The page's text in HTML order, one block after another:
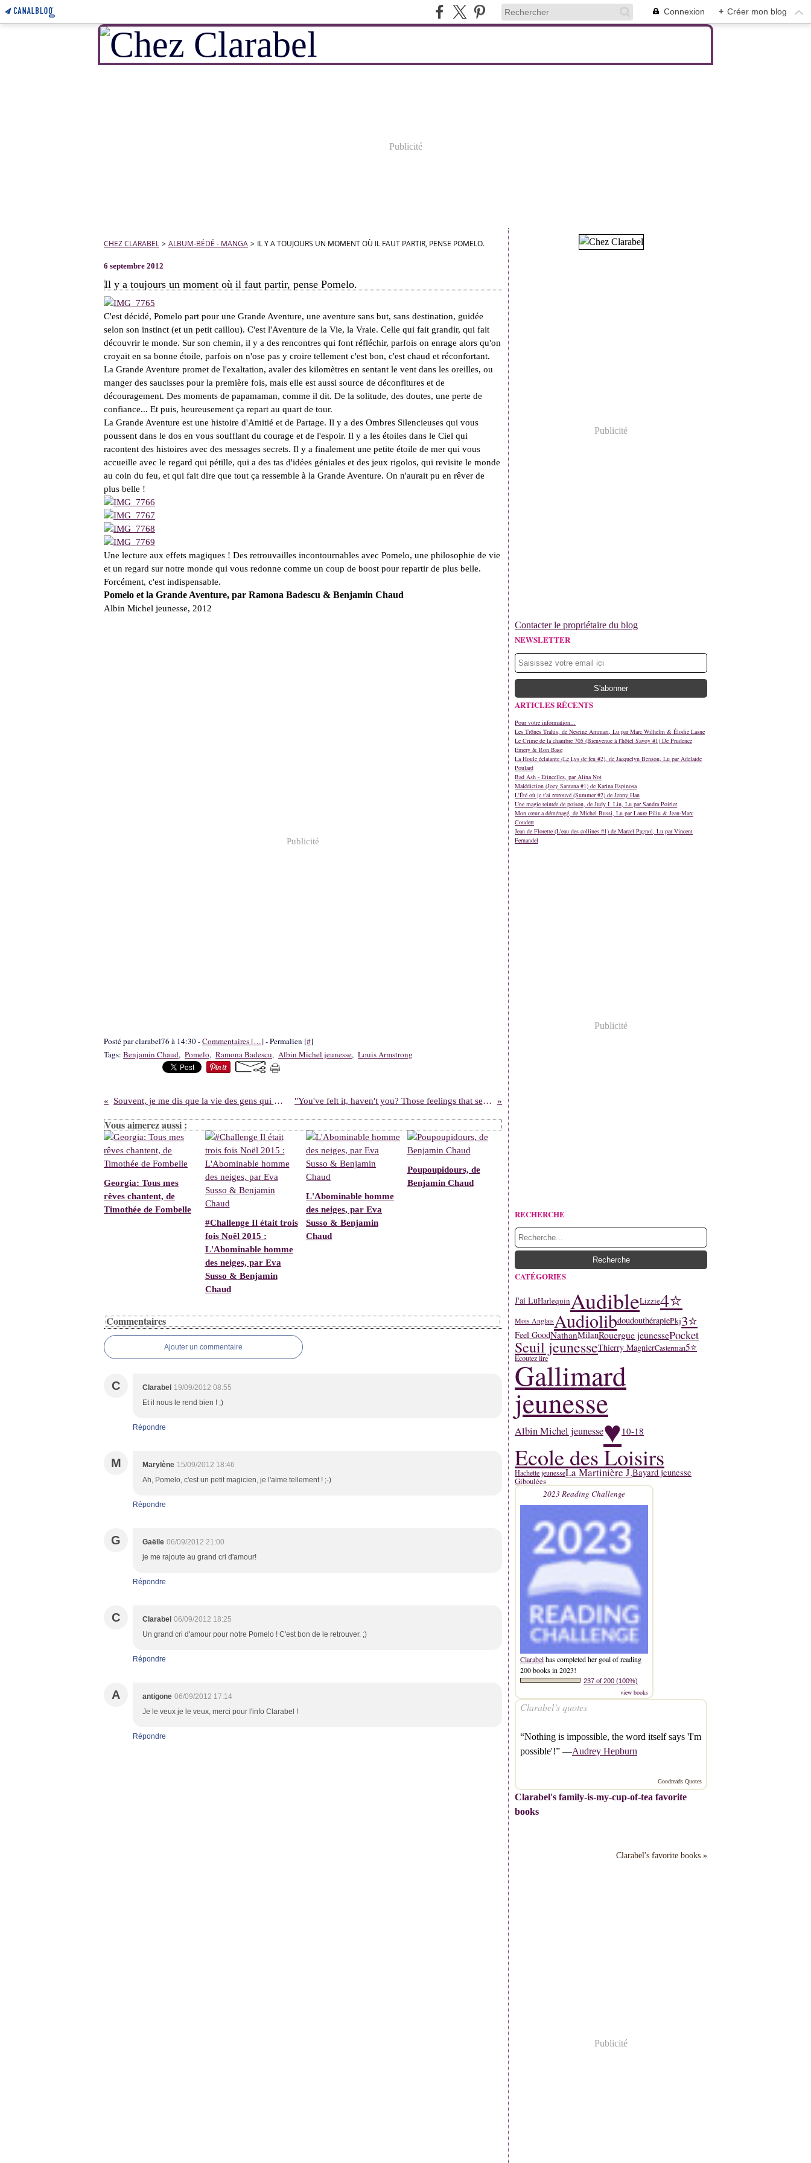
Connexion + Créer mon blog
Publicité
CHEZ CLARABEL > ALBUM-BÉDÉ - MANGA > IL Y A TOUJOURS UN MOMENT OÙ IL FAUT PARTIR, PENSE POMELO.
6 septembre 2012
Il y a toujours un moment où il faut partir, pense Pomelo.
C'est décidé, Pomelo part pour une Grande Aventure, une aventure sans but, sans destination, guidée
selon son instinct (et un petit caillou). C'est l'Aventure de la Vie, la Vraie. Celle qui fait grandir, qui fait
découvrir le monde. Sur son chemin, il y a des rencontres qui font réfléchir, parfois on enrage alors qu'on
croyait en sa bonne étoile, parfois on n'ose pas y croire tellement c'est bon, c'est chaud et réconfortant.
La Grande Aventure promet de l'exaltation, avaler des kilomètres en sentant le vent dans les oreilles, ou
manger des saucisses pour la première fois, mais elle est aussi source de déconfitures et de
découragement. Des moments de papamaman, comme il dit. De la solitude, des doutes, une perte de
confiance... Et puis, heureusement ça repart au quart de tour.
La Grande Aventure est une histoire d'Amitié et de Partage. Il y a des Ombres Silencieuses qui vous
poussent dans le dos en vous soufflant du courage et de l'espoir. Il y a les étoiles dans le Ciel qui
racontent des histoires avec des messages secrets. Il y a finalement une petite étoile de mer qui vous
accueille avec le regard qui pétille, qui a des tas d'idées géniales et des jeux rigolos, qui revisite le monde
au coin du feu, et qui fait dire que tout ça ressemble à la Grande Aventure. On n'aurait pu en rêver de
plus belle !
Une lecture aux effets magiques ! Des retrouvailles incontournables avec Pomelo, une philosophie de vie
et un regard sur notre monde qui vous redonne comme un coup de boost pour repartir de plus belle.
Forcément, c'est indispensable.
Pomelo et la Grande Aventure, par Ramona Badescu & Benjamin Chaud
Albin Michel jeunesse, 2012
Publicité
Posté par clarabel76 à 14:30 -Commentaires […]- Permalien [#]
Tags: Benjamin Chaud, Pomelo, Ramona Badescu, Albin Michel jeunesse, Louis Armstrong
Souvent, je me dis que la vie des gens qui ne peuvent pas aller dans les nuages doit être bien ennuyeuse. "You've felt it, haven't you? Those feelings that seem to get so big in your chest, like something is so beautiful it aches?"
Vous aimerez aussi :
Georgia: Tous mes
rêves chantent, de
Timothée de Fombelle
#Challenge Il était trois
fois Noël 2015 :
L'Abominable homme
des neiges, par Eva
Susso & Benjamin
Chaud
L'Abominable homme
des neiges, par Eva
Susso & Benjamin
Chaud
Poupoupidours, de
Benjamin Chaud
Commentaires
Ajouter un commentaire
C Clarabel 19/09/2012 08:55
Et il nous le rend bien ! ;)
Répondre
M Marylène 15/09/2012 18:46
Ah, Pomelo, c'est un petit magicien, je l'aime tellement ! ;-)
Répondre
G Gaëlle 06/09/2012 21:00
je me rajoute au grand cri d'amour!
Répondre
C Clarabel 06/09/2012 18:25
Un grand cri d'amour pour notre Pomelo ! C'est bon de le retrouver. ;)
Répondre
A antigone 06/09/2012 17:14
Je le veux je le veux, merci pour l'info Clarabel !
Répondre
Publicité
Contacter le propriétaire du blog
NEWSLETTER
ARTICLES RÉCENTS
Pour votre information...
Les Trônes Trahis, de Nesrine Ammari, Lu par Marc Wilhelm & Élodie Lasne
Le Crime de la chambre 705 (Bienvenue à l'hôtel Savoy #1) De Prudence
Emery & Ron Base
La Houle éclatante (Le Lys de feu #2), de Jacquelyn Benson, Lu par Adelaide
Poulard
Bad Ash - Etincelles, par Alina Not
Malédiction (Joey Santana #1) de Karina Espinosa
L'Été où je t'ai retrouvé (Summer #2) de Jenny Han
Une magie teintée de poison, de Judy I. Lin, Lu par Sandra Poirier
Mon cœur a déménagé, de Michel Bussi, Lu par Laure Filiu & Jean-Marc
Coudert
Jean de Florette (L'eau des collines #1) de Marcel Pagnol, Lu par Vincent
Fernandel
Publicité
RECHERCHE
CATÉGORIES
J'ai LuHarlequinAudibleLizzie4⭐
Mois AnglaisAudiolibdoudouthérapiePkj3⭐
Feel GoodNathanMilanRouergue jeunessePocket
Seuil jeunesseThierry MagnierCasterman5⭐
Ecoutez lire
Gallimard
jeunesse
Albin Michel jeunesse♥ 10-18
Ecole des Loisirs
Hachette jeunesseLa Martinière J.Bayard jeunesse
Giboulées
2023 Reading Challenge
Clarabelhas completed her goal of reading
200 books in 2023!
237 of 200 (100%)
view books
Clarabel’s quotes
“Nothing is impossible, the word itself says 'I'm
possible'!” —Audrey Hepburn
Goodreads Quotes
Clarabel's family-is-my-cup-of-tea favorite
books
Clarabel's favorite books »
Publicité